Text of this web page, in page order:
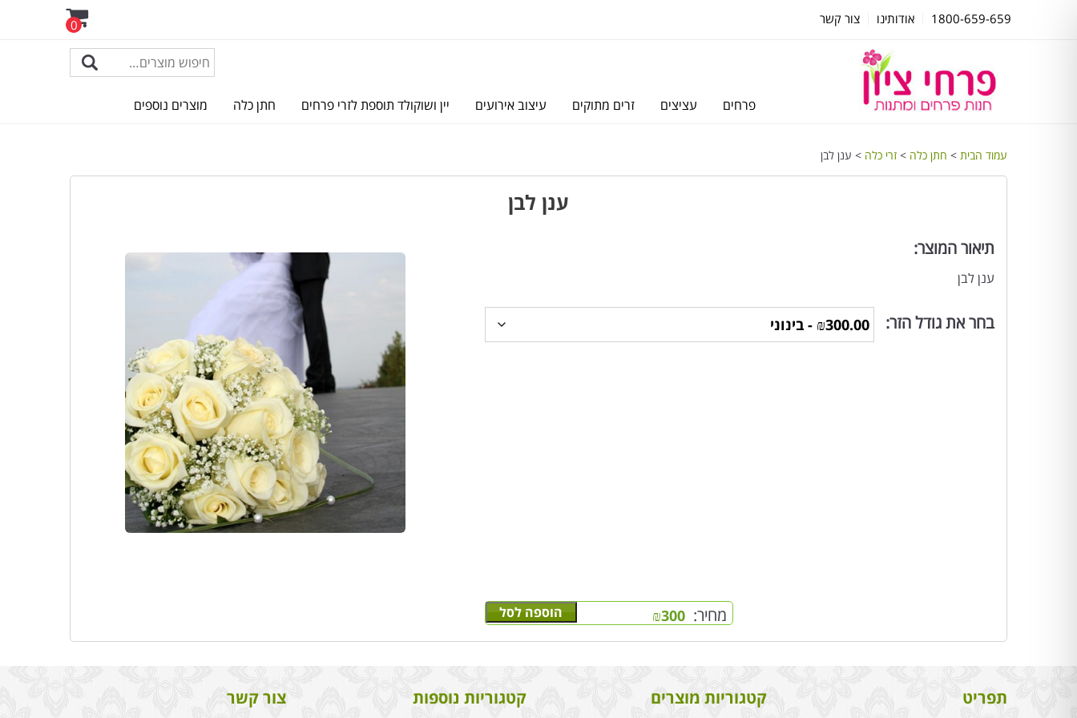
1800-659-659 אודותינו צור קשר 0
פרחים עציצים זרים מתוקים עיצוב אירועים יין ושוקולד תוספת לזרי פרחים חתן כלה מוצרים נוספים
עמוד הבית > חתן כלה > זרי כלה > ענן לבן
ענן לבן
תיאור המוצר:
ענן לבן
בחר את גודל הזר:
מחיר: ₪300 הוספה לסל
תפריט קטגוריות מוצרים קטגוריות נוספות צור קשר